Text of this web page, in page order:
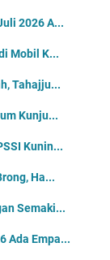
2026 A...
Mobil K...
Tahajju...
Kunju...
Kunin...
Ha...
Semaki...
Ada Empa...